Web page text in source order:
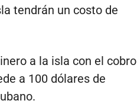
tendrán un costo de
a la isla con el cobro
a 100 dólares de